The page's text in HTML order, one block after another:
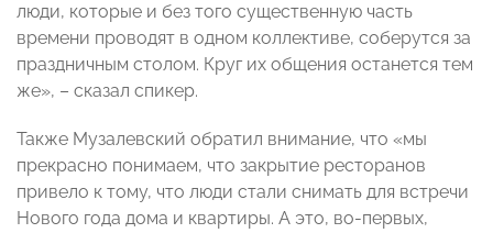
люди, которые и без того существенную часть
времени проводят в одном коллективе, соберутся за
праздничным столом. Круг их общения останется тем
же», – сказал спикер.
Также Музалевский обратил внимание, что «мы
прекрасно понимаем, что закрытие ресторанов
привело к тому, что люди стали снимать для встречи
Нового года дома и квартиры. А это, во-первых,